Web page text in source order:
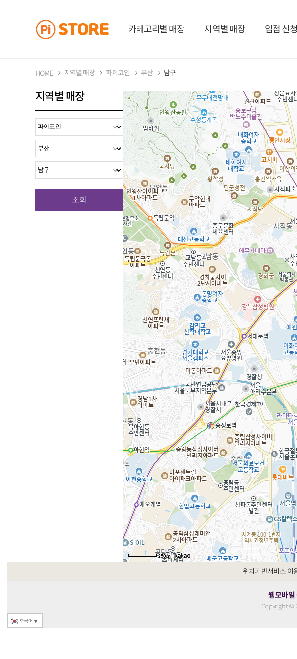
카테고리별 매장 지역별 매장 입점 신청
HOME 지역별 매장 파이코인 부산 남구
지역별 매장
조회
250m
위치기반서비스 이
웹모바일
한국어 ▼
Copyright ©